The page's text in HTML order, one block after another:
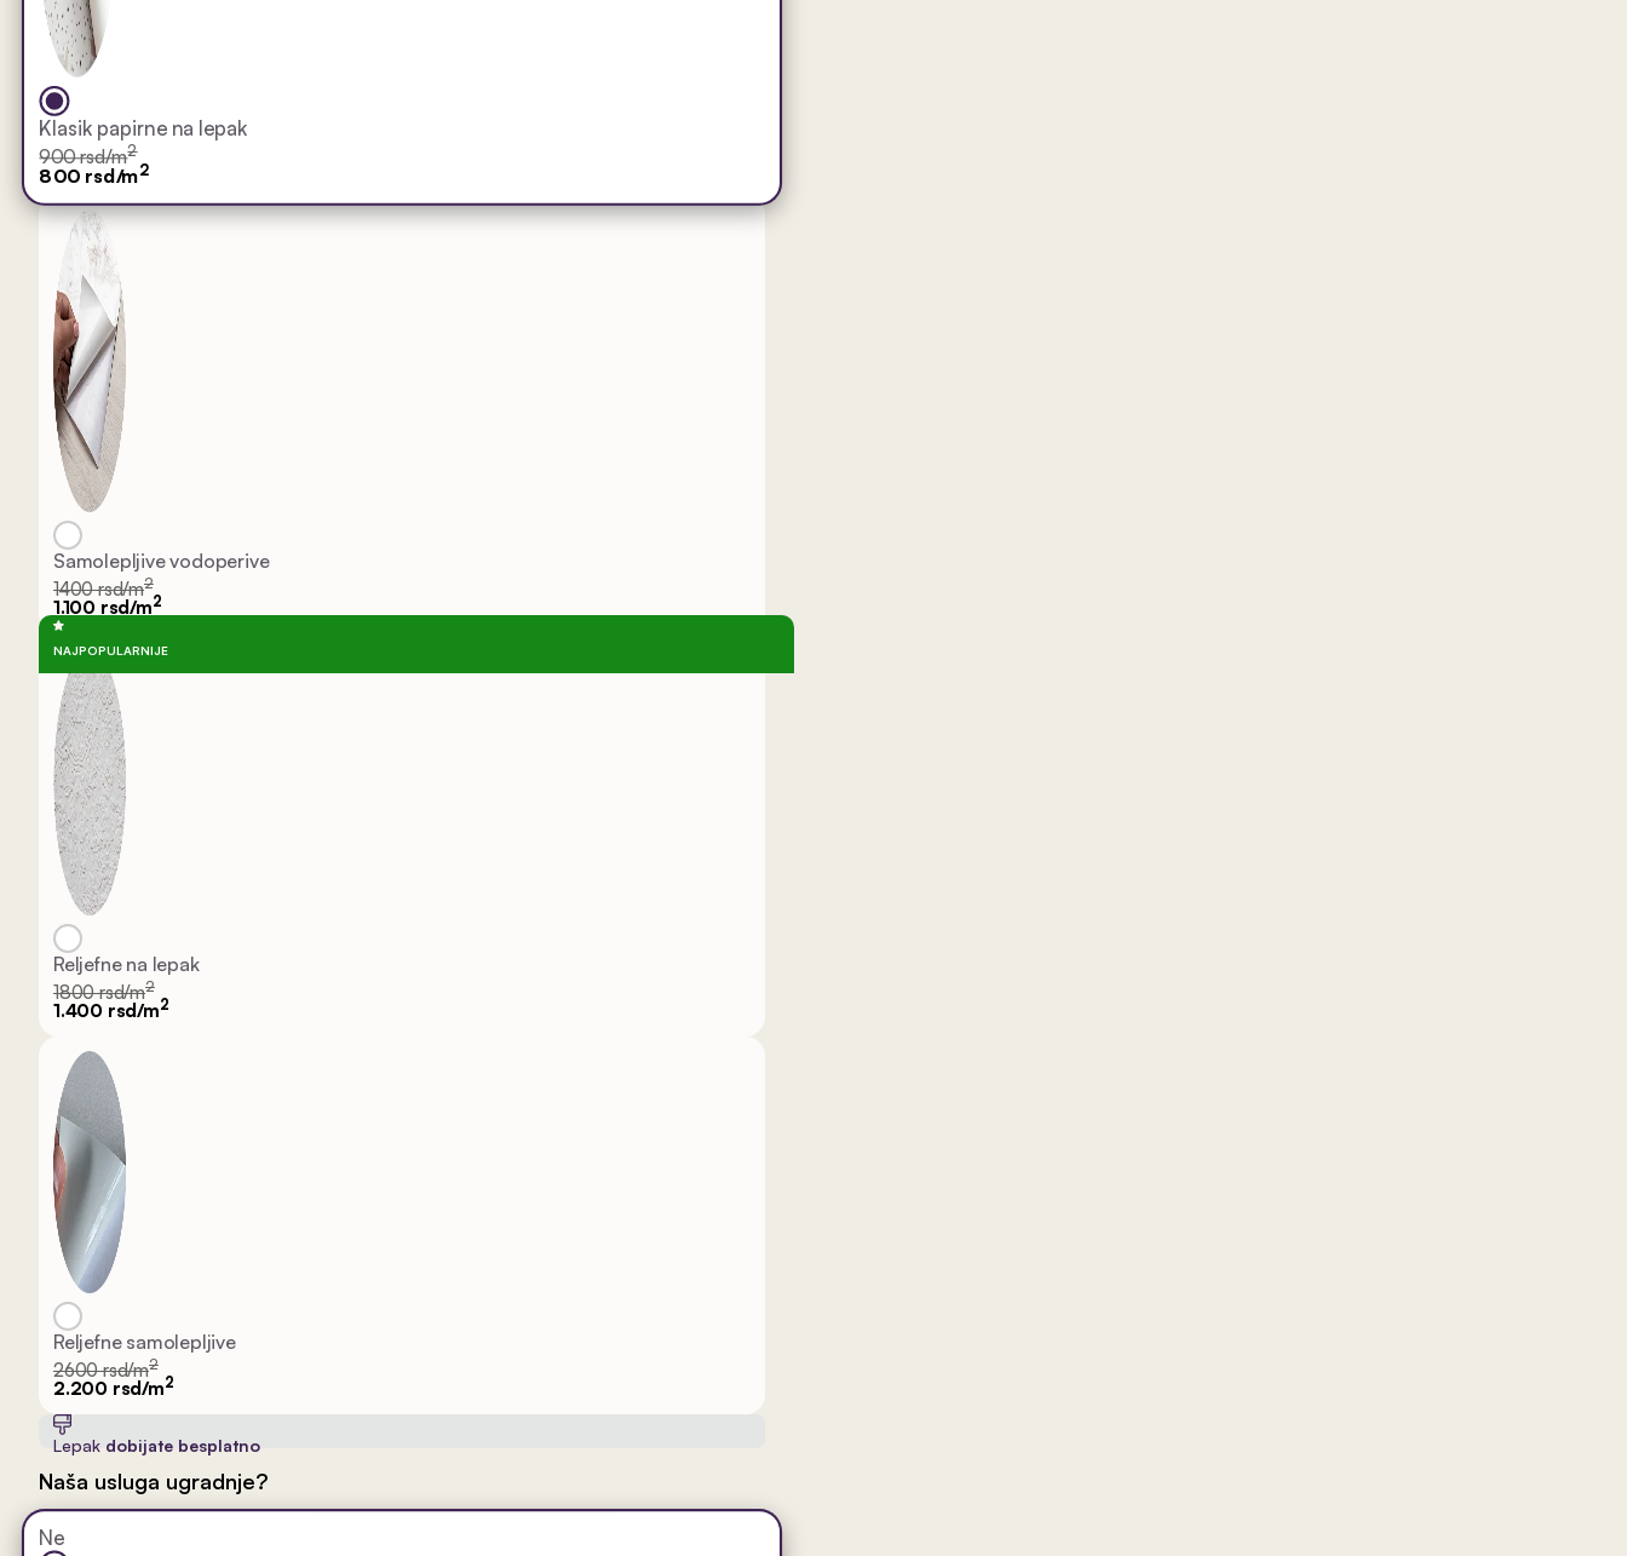
Klasik papirne na lepak
900 rsd/m2
800 rsd/m2
Samolepljive vodoperive
1400 rsd/m2
1.100 rsd/m2
NAJPOPULARNIJE
Reljefne na lepak
1800 rsd/m2
1.400 rsd/m2
Reljefne samolepljive
2600 rsd/m2
2.200 rsd/m2
Lepak dobijate besplatno
Naša usluga ugradnje?
Ne